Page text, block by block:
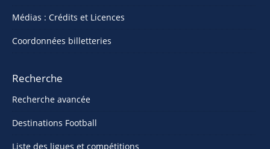
Médias : Crédits et Licences
Coordonnées billetteries
Recherche
Recherche avancée
Destinations Football
Liste des ligues et compétitions